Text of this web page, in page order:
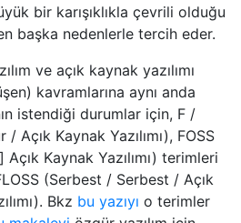
bir karışıklıkla çevrili olduğu
başka nedenlerle tercih eder.
ve açık kaynak yazılımı
kavramlarına aynı anda
istendiği durumlar için, F /
/ Açık Kaynak Yazılımı), FOSS
Kaynak Yazılımı) terimleri
(Serbest / Serbest / Açık
Bkz bu yazıyı o terimler